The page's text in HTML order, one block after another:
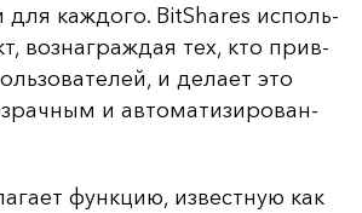
для каж­до­го. BitShares ис­поль­
воз­наг­раж­дая тех, кто прив­
и де­ла­ет это
и ав­то­ма­ти­зи­ро­ван­
фун­кцию, из­вес­тную как